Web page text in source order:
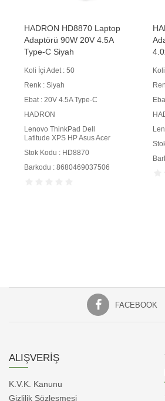
HADRON HD8870 Laptop
Adaptörü 90W 20V 4.5A
Type-C Siyah
Koli İçi Adet : 50
Renk : Siyah
Ebat : 20V 4.5A Type-C
HADRON
Lenovo ThinkPad Dell
Latitude XPS HP Asus Acer
Stok Kodu : HD8870
Barkodu : 8680469037506
FACEBOOK
ALIŞVERİŞ
K.V.K. Kanunu
Gizlilik Sözleşmesi